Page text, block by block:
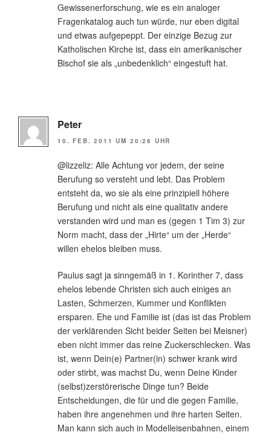
Gewissenerforschung, wie es ein analoger
Fragenkatalog auch tun würde, nur eben digital
und etwas aufgepeppt. Der einzige Bezug zur
Katholischen Kirche ist, dass ein amerikanischer
Bischof sie als „unbedenklich“ eingestuft hat.
Peter
10. FEB. 2011 UM 20:26 UHR
@lizzeliz: Alle Achtung vor jedem, der seine
Berufung so versteht und lebt. Das Problem
entsteht da, wo sie als eine prinzipiell höhere
Berufung und nicht als eine qualitativ andere
verstanden wird und man es (gegen 1 Tim 3) zur
Norm macht, dass der „Hirte“ um der „Herde“
willen ehelos bleiben muss.
Paulus sagt ja sinngemäß in 1. Korinther 7, dass
ehelos lebende Christen sich auch einiges an
Lasten, Schmerzen, Kummer und Konflikten
ersparen. Ehe und Familie ist (das ist das Problem
der verklärenden Sicht beider Seiten bei Meisner)
eben nicht immer das reine Zuckerschlecken. Was
ist, wenn Dein(e) Partner(in) schwer krank wird
oder stirbt, was machst Du, wenn Deine Kinder
(selbst)zerstörerische Dinge tun? Beide
Entscheidungen, die für und die gegen Familie,
haben ihre angenehmen und ihre harten Seiten.
Man kann sich auch in Modelleisenbahnen, einem